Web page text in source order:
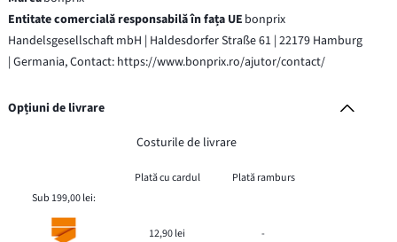
Entitate comercială responsabilă în fața UE bonprix
Handelsgesellschaft mbH | Haldesdorfer Straße 61 | 22179 Hamburg
| Germania, Contact: https://www.bonprix.ro/ajutor/contact/
Opțiuni de livrare
Costurile de livrare
Plată cu cardul
Plată ramburs
Sub 199,00 lei:
12,90 lei -